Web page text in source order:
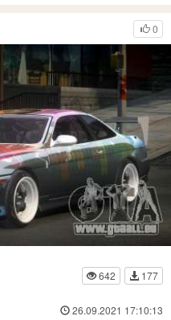
0
642
177
26.09.2021 17:10:13